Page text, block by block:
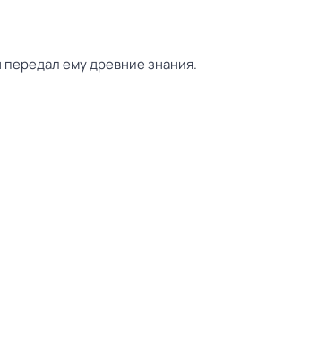
ему древние знания.